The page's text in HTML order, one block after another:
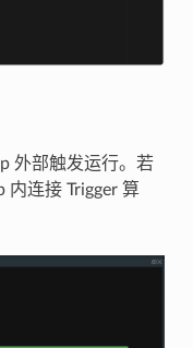
外部触发运行。若
内连接 Trigger 算